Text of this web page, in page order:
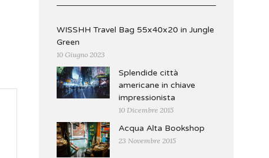
WISSHH Travel Bag 55x40x20 in Jungle
Green
10 Giugno 2023
Splendide città
americane in chiave
impressionista
10 Dicembre 2015
Acqua Alta Bookshop
23 Novembre 2015